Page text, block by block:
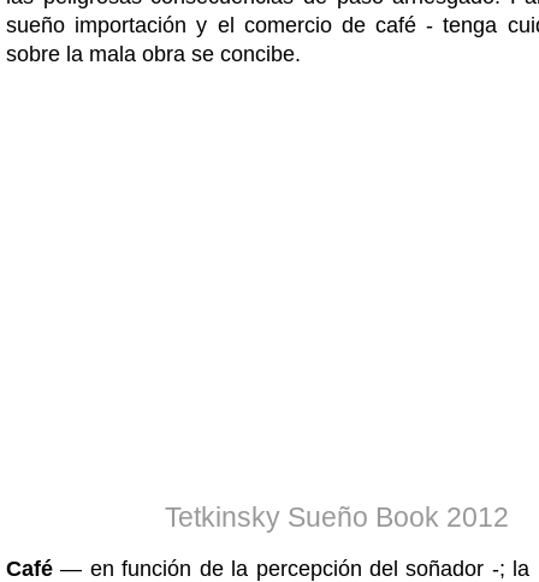
sueño importación y el comercio de café - tenga
sobre la mala obra se concibe.
Tetkinsky Sueño Book 2012
Café — en función de la percepción del soñador -; la